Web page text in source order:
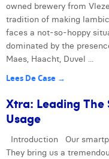
owned brewery from
tradition of making
faces a not-so-hoppy
dominated by the
Maes, Haacht, Duvel ...
Lees De Case →
Xtra: Leading The
Usage
Introduction Our
They bring us a